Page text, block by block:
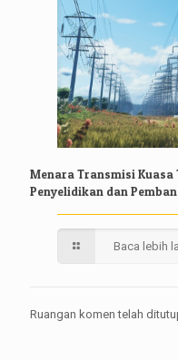
Menara Transmisi Kuasa
Penyelidikan dan
Baca lebih
Ruangan komen telah